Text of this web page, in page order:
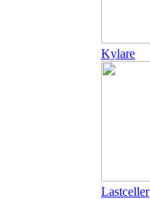
Kylare
Lastceller